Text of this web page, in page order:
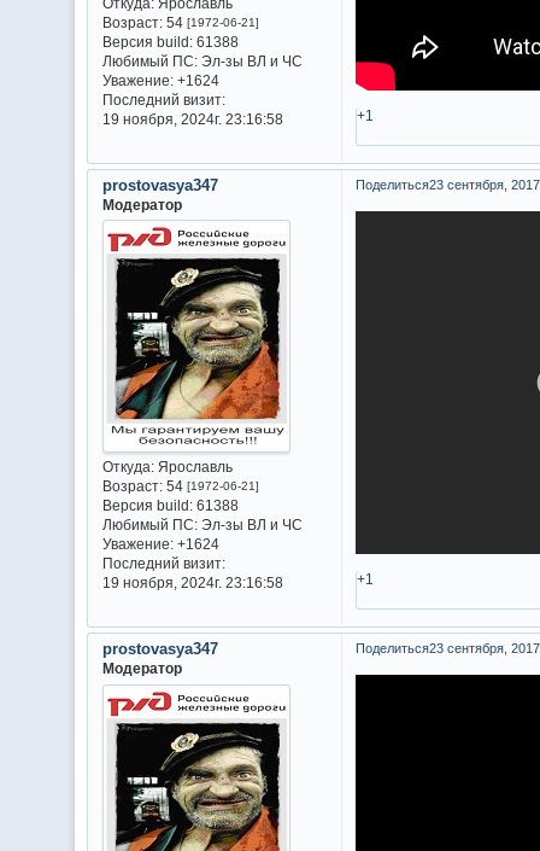
Откуда:Ярославль
Возраст:54 [1972-06-21]
Версия build:61388
Любимый ПС:Эл-зы ВЛ и ЧС
Уважение: +1624
Последний визит:
19 ноября, 2024г. 23:16:58
+1
Поделиться23 сентября,
prostovasya347
Модератор
Откуда:Ярославль
Возраст:54 [1972-06-21]
Версия build:61388
Любимый ПС:Эл-зы ВЛ и ЧС
Уважение: +1624
Последний визит:
19 ноября, 2024г. 23:16:58
+1
Поделиться23 сентября,
prostovasya347
Модератор